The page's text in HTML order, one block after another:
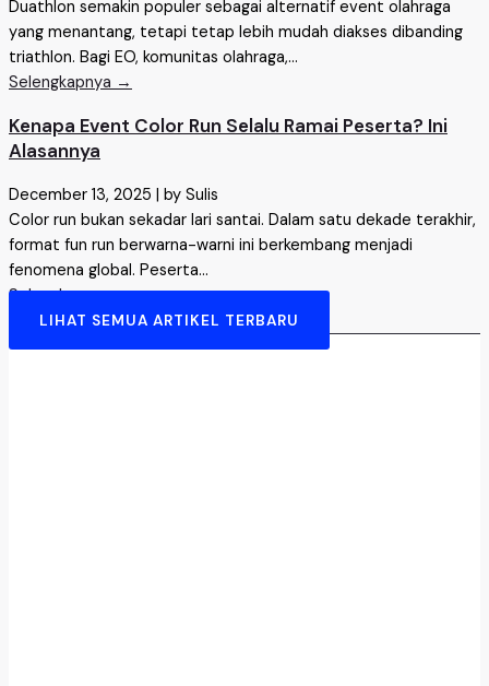
Duathlon semakin populer sebagai alternatif event olahraga
yang menantang, tetapi tetap lebih mudah diakses dibanding
triathlon. Bagi EO, komunitas olahraga,...
Selengkapnya →
Kenapa Event Color Run Selalu Ramai Peserta? Ini
Alasannya
December 13, 2025 | by Sulis
Color run bukan sekadar lari santai. Dalam satu dekade terakhir,
format fun run berwarna-warni ini berkembang menjadi
fenomena global. Peserta...
Selengkapnya →
LIHAT SEMUA ARTIKEL TERBARU